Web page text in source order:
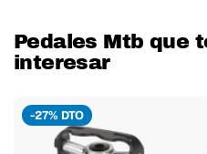
Pedales Mtb que
interesar
-27% DTO